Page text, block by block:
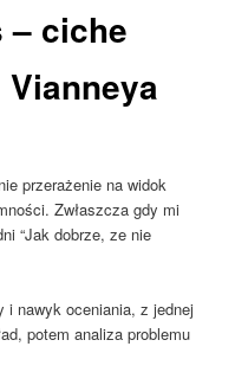
– ciche
przerażenie na widok
Zwłaszcza gdy mi
“Jak dobrze, ze nie
i nawyk oceniania, z jednej
potem analiza problemu